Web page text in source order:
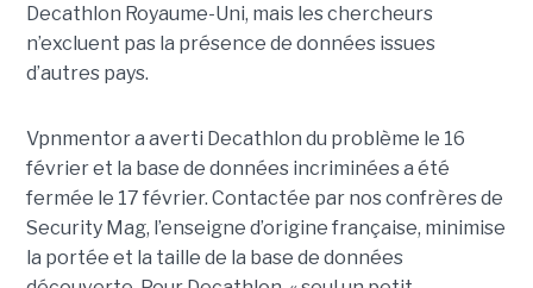
Decathlon Royaume-Uni, mais les chercheurs
n’excluent pas la présence de données issues
d’autres pays.
Vpnmentor a averti Decathlon du problème le 16
février et la base de données incriminées a été
fermée le 17 février. Contactée par nos confrères de
Security Mag, l’enseigne d’origine française, minimise
la portée et la taille de la base de données